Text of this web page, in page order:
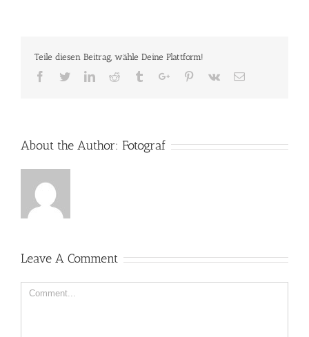
Teile diesen Beitrag, wähle Deine Plattform!
Facebook
TwitterLinkedinReddit TumblrGoogle+Pinterest
Vk Email
About the Author: Fotograf
Leave A Comment
Comment